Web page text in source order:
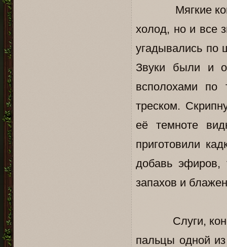
Мягкие
холод, но и все
угадывались по
Звуки были и
всполохами
треском.
её темноте
приготовили
добавь эфиров,
запахов и
Слуги,
пальцы одной